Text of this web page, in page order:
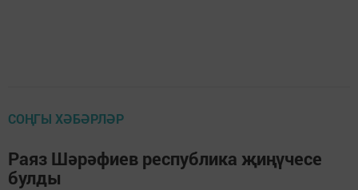
СОҢГЫ ХӘБӘРЛӘР
Раяз Шәрәфиев республика җиңүчесе
булды